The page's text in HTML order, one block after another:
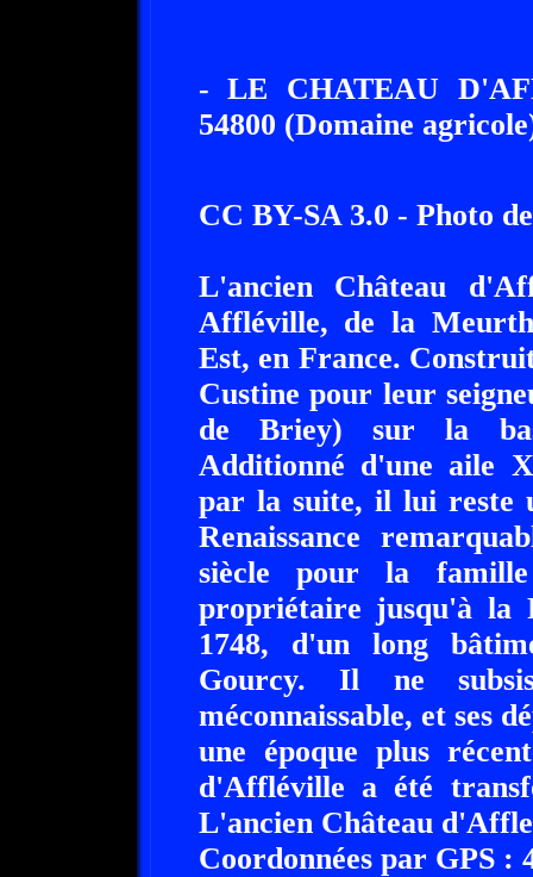
- LE CHATEAU
54800 (Domaine
CC BY-SA 3.0 - Photo
L'ancien Château
Affléville, de la
Est, en France.
Custine pour leur
de Briey) sur la
Additionné d'une aile
par la suite, il lui reste
Renaissance
siècle pour la
propriétaire jusqu'à la
1748, d'un long
Gourcy. Il ne
méconnaissable, et ses
une époque plus
d'Affléville a été
L'ancien Château
Coordonnées par GPS :